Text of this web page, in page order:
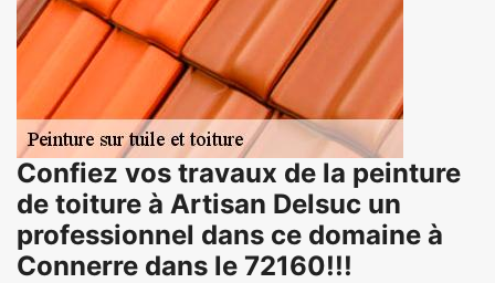
Confiez vos travaux de la peinture
de toiture à Artisan Delsuc un
professionnel dans ce domaine à
Connerre dans le 72160!!!